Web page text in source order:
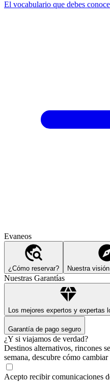
El vocabulario que debes
Evaneos
¿Cómo reservar? Nuestra
Nuestras Garantías
Los mejores expertos y expertas
Garantía de pago seguro
¿Y si viajamos de verdad?
Destinos alternativos, rincones
semana, descubre cómo
Acepto recibir comunicaciones